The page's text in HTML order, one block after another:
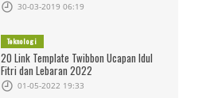
30-03-2019 06:19
Teknologi
20 Link Template Twibbon Ucapan Idul
Fitri dan Lebaran 2022
01-05-2022 19:33